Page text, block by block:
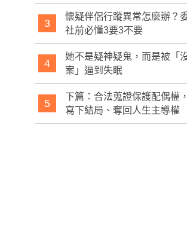
3
懷疑伴侶行蹤異常怎麼辦？
社前必懂3要3不要
4
她不是疑神疑鬼，而是被「
案」逼到失眠
5
下篇：合法蒐證保護配偶權
寫下結局、奪回人生主導權